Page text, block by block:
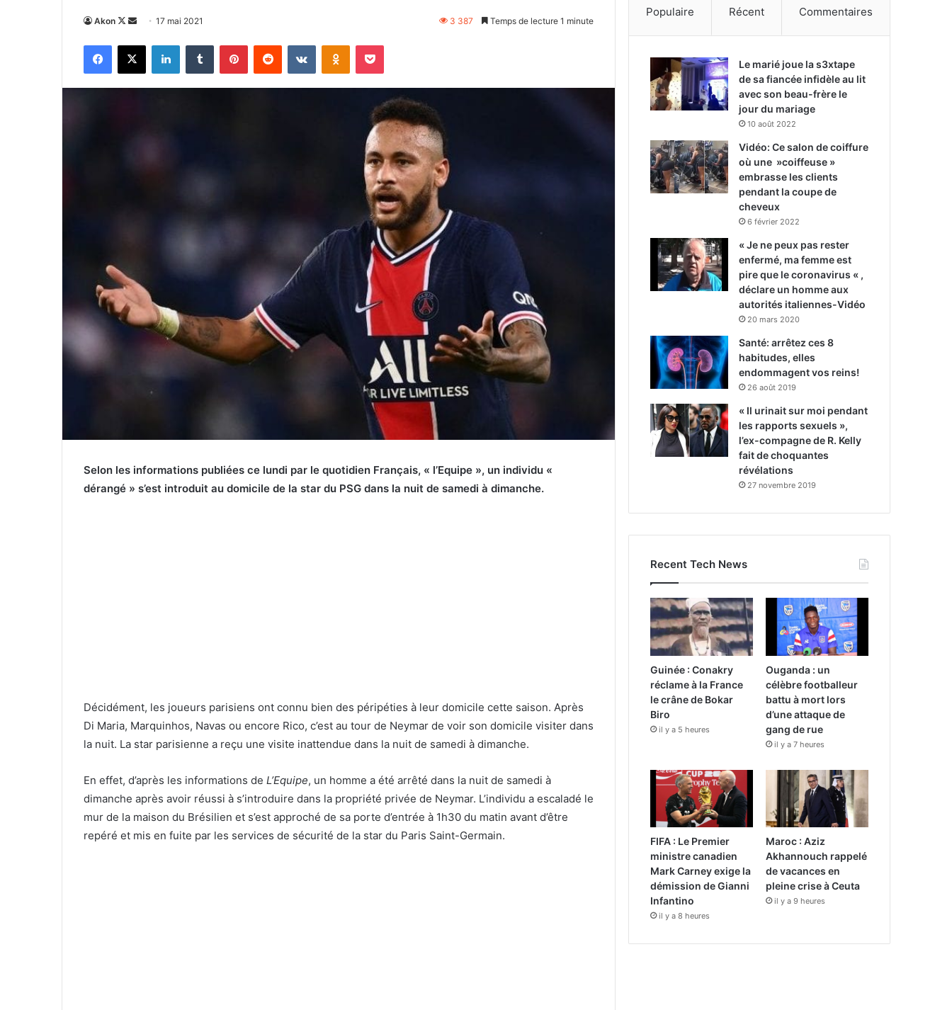
Akon
Follow
X
Envoyer
courriel
17 mai 2021 3 387 Temps de lecture 1 minute
Facebook
X LinkedinTumblr PinterestReddit VKontakteOdnoklassniki
Pocket
Selon les informations publiées ce lundi par le quotidien Français, « l’Equipe », un individu «
dérangé » s’est introduit au domicile de la star du PSG dans la nuit de samedi à dimanche.
Décidément, les joueurs parisiens ont connu bien des péripéties à leur domicile cette saison. Après
Di Maria, Marquinhos, Navas ou encore Rico, c’est au tour de Neymar de voir son domicile visiter dans
la nuit. La star parisienne a reçu une visite inattendue dans la nuit de samedi à dimanche.
En effet, d’après les informations de L’Equipe, un homme a été arrêté dans la nuit de samedi à
dimanche après avoir réussi à s’introduire dans la propriété privée de Neymar. L’individu a escaladé le
mur de la maison du Brésilien et s’est approché de sa porte d’entrée à 1h30 du matin avant d’être
repéré et mis en fuite par les services de sécurité de la star du Paris Saint-Germain.
Populaire Récent Commentaires
Le marié joue la s3xtape
de sa fiancée infidèle au lit
avec son beau-frère le
jour du mariage
10 août 2022
Vidéo: Ce salon de coiffure
où une »coiffeuse »
embrasse les clients
pendant la coupe de
cheveux
6 février 2022
« Je ne peux pas rester
enfermé, ma femme est
pire que le coronavirus « ,
déclare un homme aux
autorités italiennes-Vidéo
20 mars 2020
Santé: arrêtez ces 8
habitudes, elles
endommagent vos reins!
26 août 2019
« Il urinait sur moi pendant
les rapports sexuels »,
l’ex-compagne de R. Kelly
fait de choquantes
révélations
27 novembre 2019
Recent Tech News
Guinée : Conakry
réclame à la France
le crâne de Bokar
Biro
il y a 5 heures
Ouganda : un
célèbre footballeur
battu à mort lors
d’une attaque de
gang de rue
il y a 7 heures
FIFA : Le Premier
ministre canadien
Mark Carney exige la
démission de Gianni
Infantino
il y a 8 heures
Maroc : Aziz
Akhannouch rappelé
de vacances en
pleine crise à Ceuta
il y a 9 heures